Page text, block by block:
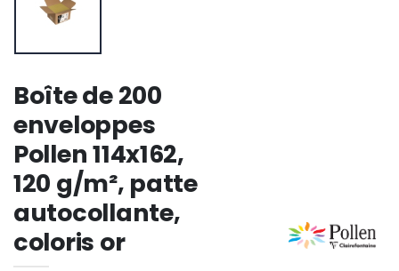
Boîte de 200
enveloppes
Pollen 114x162,
120 g/m², patte
autocollante,
coloris or